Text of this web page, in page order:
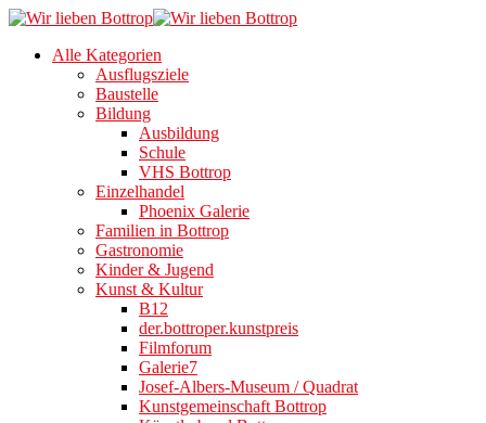
Alle Kategorien
Ausflugsziele
Baustelle
Bildung
Ausbildung
Schule
VHS Bottrop
Einzelhandel
Phoenix Galerie
Familien in Bottrop
Gastronomie
Kinder & Jugend
Kunst & Kultur
B12
der.bottroper.kunstpreis
Filmforum
Galerie7
Josef-Albers-Museum / Quadrat
Kunstgemeinschaft Bottrop